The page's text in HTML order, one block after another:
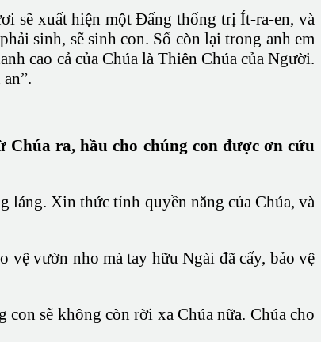
sẽ xuất hiện một Ðấng thống trị Ít-ra-en, và
sinh, sẽ sinh con. Số còn lại trong anh em
cao cả của Chúa là Thiên Chúa của Người.
ra, hầu cho chúng con được ơn cứu
láng. Xin thức tỉnh quyền năng của Chúa, và
vườn nho mà tay hữu Ngài đã cấy, bảo vệ
sẽ không còn rời xa Chúa nữa. Chúa cho